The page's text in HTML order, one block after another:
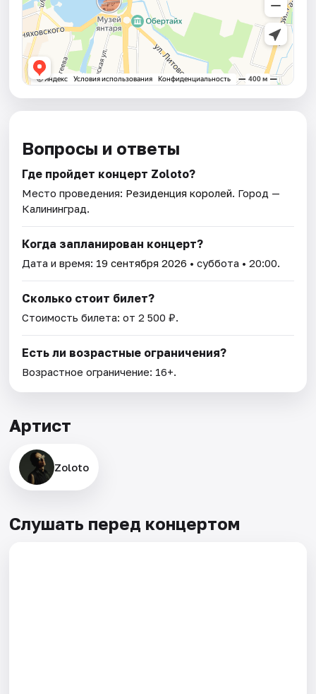
Вопросы и ответы
Где пройдет концерт Zoloto?
Место проведения: Резиденция королей. Город —
Калининград.
Когда запланирован концерт?
Дата и время: 19 сентября 2026 • суббота • 20:00.
Сколько стоит билет?
Стоимость билета: от 2 500 ₽.
Есть ли возрастные ограничения?
Возрастное ограничение: 16+.
Артист
Zoloto
Слушать перед концертом